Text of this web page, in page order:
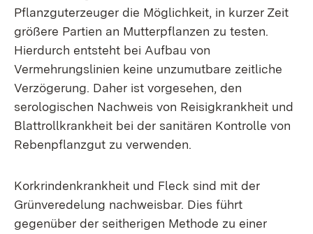
Pflanzguterzeuger die Möglichkeit, in kurzer Zeit
größere Partien an Mutterpflanzen zu testen.
Hierdurch entsteht bei Aufbau von
Vermehrungslinien keine unzumutbare zeitliche
Verzögerung. Daher ist vorgesehen, den
serologischen Nachweis von Reisigkrankheit und
Blattrollkrankheit bei der sanitären Kontrolle von
Rebenpflanzgut zu verwenden.
Korkrindenkrankheit und Fleck sind mit der
Grünveredelung nachweisbar. Dies führt
gegenüber der seitherigen Methode zu einer